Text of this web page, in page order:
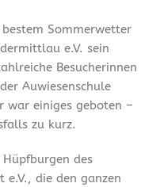
Sommerwetter
e.V. sein
Besucherinnen
Auwiesenschule
war einiges geboten –
zu kurz.
des
e.V., die den ganzen